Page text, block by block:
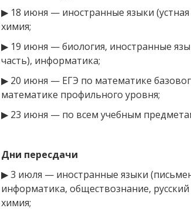
▶ 18 июня — иностранные языки (устная
химия;
▶ 19 июня — биология, иностранные
часть), информатика;
▶ 20 июня — ЕГЭ по математике
математике профильного уровня;
▶ 23 июня — по всем учебным
Дни пересдачи
▶ 3 июля — иностранные языки
информатика, обществознание,
химия;